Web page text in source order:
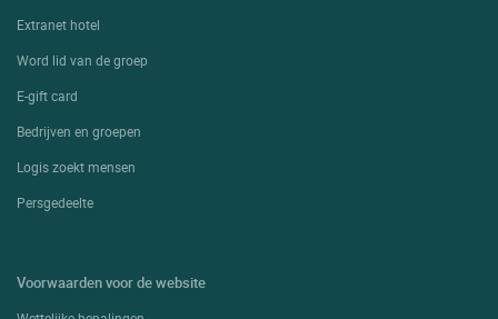
Extranet hotel
Word lid van de groep
E-gift card
Bedrijven en groepen
Logis zoekt mensen
Persgedeelte
Voorwaarden voor de website